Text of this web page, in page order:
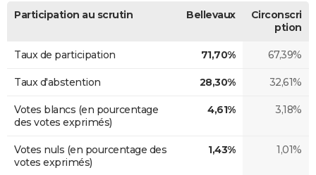
Participation au scrutin Bellevaux
Circonscri
ption
Taux de participation 71,70% 67,39%
Taux d'abstention 28,30% 32,61%
Votes blancs (en pourcentage
des votes exprimés)
4,61% 3,18%
Votes nuls (en pourcentage des
votes exprimés)
1,43% 1,01%